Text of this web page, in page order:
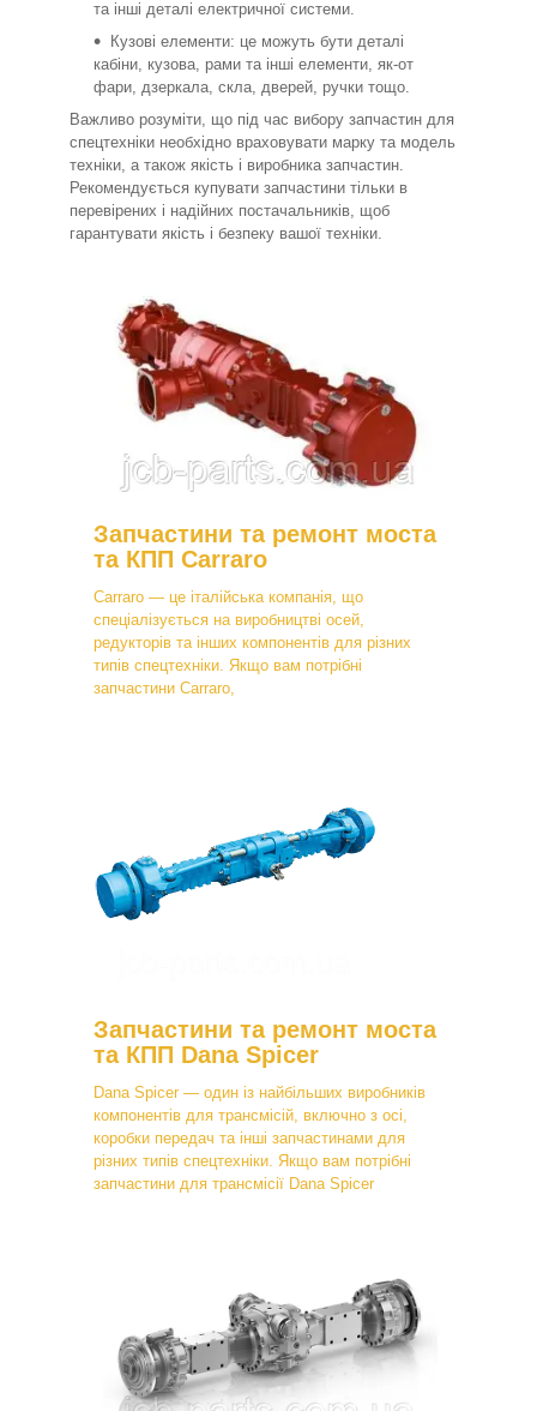
та інші деталі електричної системи.
Кузові елементи: це можуть бути деталі
кабіни, кузова, рами та інші елементи, як-от
фари, дзеркала, скла, дверей, ручки тощо.
Важливо розуміти, що під час вибору запчастин для
спецтехніки необхідно враховувати марку та модель
техніки, а також якість і виробника запчастин.
Рекомендується купувати запчастини тільки в
перевірених і надійних постачальників, щоб
гарантувати якість і безпеку вашої техніки.
Запчастини та ремонт моста
та КПП Carraro
Carraro — це італійська компанія, що
спеціалізується на виробництві осей,
редукторів та інших компонентів для різних
типів спецтехніки. Якщо вам потрібні
запчастини Carraro,
Запчастини та ремонт моста
та КПП Dana Spicer
Dana Spicer — один із найбільших виробників
компонентів для трансмісій, включно з осі,
коробки передач та інші запчастинами для
різних типів спецтехніки. Якщо вам потрібні
запчастини для трансмісії Dana Spicer